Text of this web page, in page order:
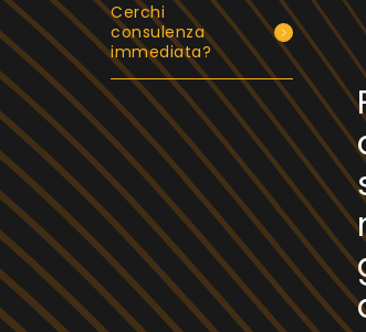
Cerchi
consulenza
immediata?